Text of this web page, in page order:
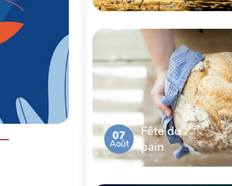
07
Août
Fête du
pain